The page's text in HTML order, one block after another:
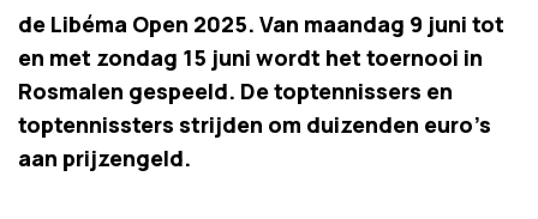
de Libéma Open 2025. Van maandag 9 juni tot
en met zondag 15 juni wordt het toernooi in
Rosmalen gespeeld. De toptennissers en
toptennissters strijden om duizenden euro's
aan prijzengeld.